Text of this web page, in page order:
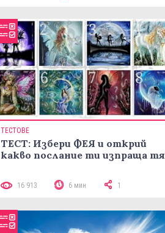
ТЕСТОВЕ
ТЕСТ: Избери ФЕЯ и открий
какво послание ти изпраща тя
16 913 6 мин 1